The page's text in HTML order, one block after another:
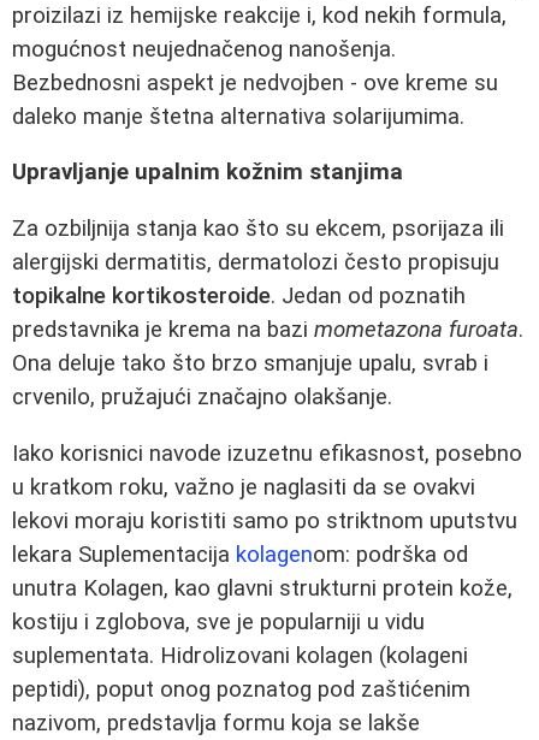
proizilazi iz hemijske reakcije i, kod nekih formula,
mogućnost neujednačenog nanošenja.
Bezbednosni aspekt je nedvojben - ove kreme su
daleko manje štetna alternativa solarijumima.
Upravljanje upalnim kožnim stanjima
Za ozbiljnija stanja kao što su ekcem, psorijaza ili
alergijski dermatitis, dermatolozi često propisuju
topikalne kortikosteroide. Jedan od poznatih
predstavnika je krema na bazi mometazona furoata.
Ona deluje tako što brzo smanjuje upalu, svrab i
crvenilo, pružajući značajno olakšanje.
Iako korisnici navode izuzetnu efikasnost, posebno
u kratkom roku, važno je naglasiti da se ovakvi
lekovi moraju koristiti samo po striktnom uputstvu
lekara Suplementacija kolagenom: podrška od
unutra Kolagen, kao glavni strukturni protein kože,
kostiju i zglobova, sve je popularniji u vidu
suplementata. Hidrolizovani kolagen (kolageni
peptidi), poput onog poznatog pod zaštićenim
nazivom, predstavlja formu koja se lakše